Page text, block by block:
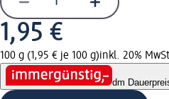
1,95 €
100 g (1,95 € je 100 g)inkl. 20%
dm